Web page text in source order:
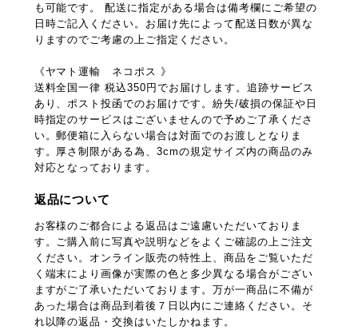
も可能です。 配送に指定がある場合は備考欄にご希望の
日時ご記入ください。お届け先によって配送日数が異な
りますのでご考慮の上ご指定ください。
《ヤマト運輸 ネコポス 》
送料全国一律 税込350円でお届けします。追跡サービス
あり、ポスト投函でのお届けです。紛失/破損の保証や日
時指定のサービスはございませんので予めご了承くださ
い。郵便箱に入らない場合は対面でのお渡しとなりま
す。厚さ制限がある為、3cmの規定サイズ内の商品のみ
対応となっております。
返品について
お客様のご都合による返品はご遠慮いただいておりま
す。ご購入前に写真や説明などをよくご確認の上ご注文
ください。オンライン販売の特性上、商品をご覧いただ
く端末により画像が実際の色と多少異なる場合がござい
ますがご了承いただいております。万が一商品に不備が
あった場合は商品到着後７日以内にご連絡ください。そ
れ以降の返品・交換はいたしかねます。